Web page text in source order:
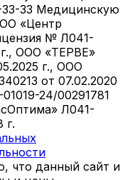
33 Медицинскую
«Центр
№ Л041-
г., ООО «ТЕРВЕ»
г., ООО
от 07.02.2020
24/00291781
Л041-
г.
что данный сайт и